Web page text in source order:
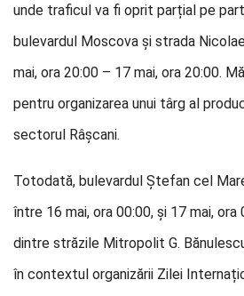
unde traficul va fi oprit parțial pe
bulevardul Moscova și strada
mai, ora 20:00 – 17 mai, ora 20:00.
pentru organizarea unui târg al
sectorul Râșcani.
Totodată, bulevardul Ștefan cel
între 16 mai, ora 00:00, și 17 mai,
dintre străzile Mitropolit G.
în contextul organizării Zilei